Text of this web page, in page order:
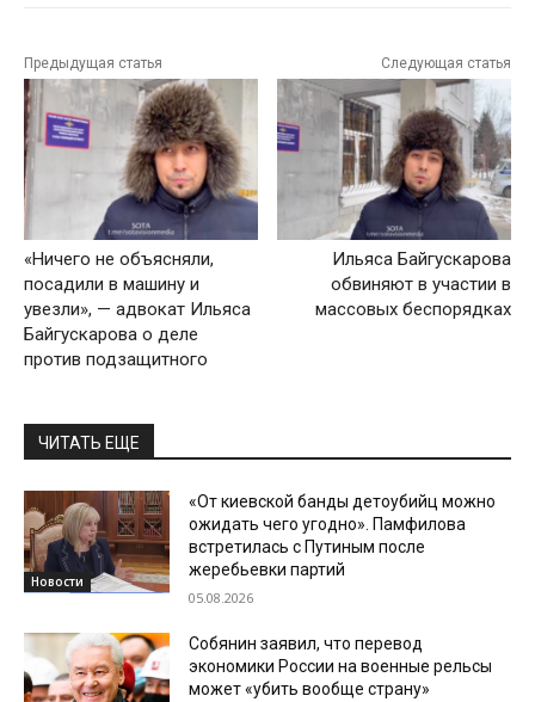
Предыдущая статья
«Ничего не объясняли,
посадили в машину и
увезли», — адвокат Ильяса
Байгускарова о деле
против подзащитного
Следующая статья
Ильяса Байгускарова
обвиняют в участии в
массовых беспорядках
ЧИТАТЬ ЕЩЕ
Новости
«От киевской банды детоубийц можно
ожидать чего угодно». Памфилова
встретилась с Путиным после
жеребьевки партий
05.08.2026
Собянин заявил, что перевод
экономики России на военные рельсы
может «убить вообще страну»